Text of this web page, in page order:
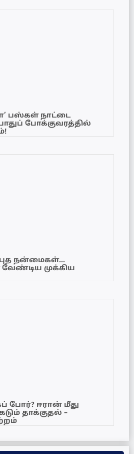
பஸ்கள் நாட்டை
போக்குவரத்தில்
நன்மைகள்…
முக்கிய
போர்? ஈரான் மீது
தாக்குதல் –